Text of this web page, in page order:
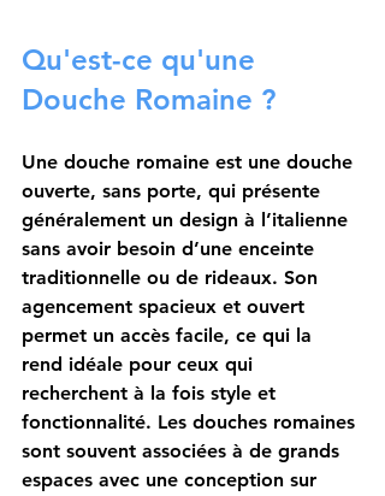
Qu'est-ce qu'une
Douche Romaine ?
Une douche romaine est une douche
ouverte, sans porte, qui présente
généralement un design à l’italienne
sans avoir besoin d’une enceinte
traditionnelle ou de rideaux. Son
agencement spacieux et ouvert
permet un accès facile, ce qui la
rend idéale pour ceux qui
recherchent à la fois style et
fonctionnalité. Les douches romaines
sont souvent associées à de grands
espaces avec une conception sur